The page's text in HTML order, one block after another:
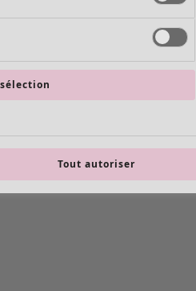
Tout autoriser